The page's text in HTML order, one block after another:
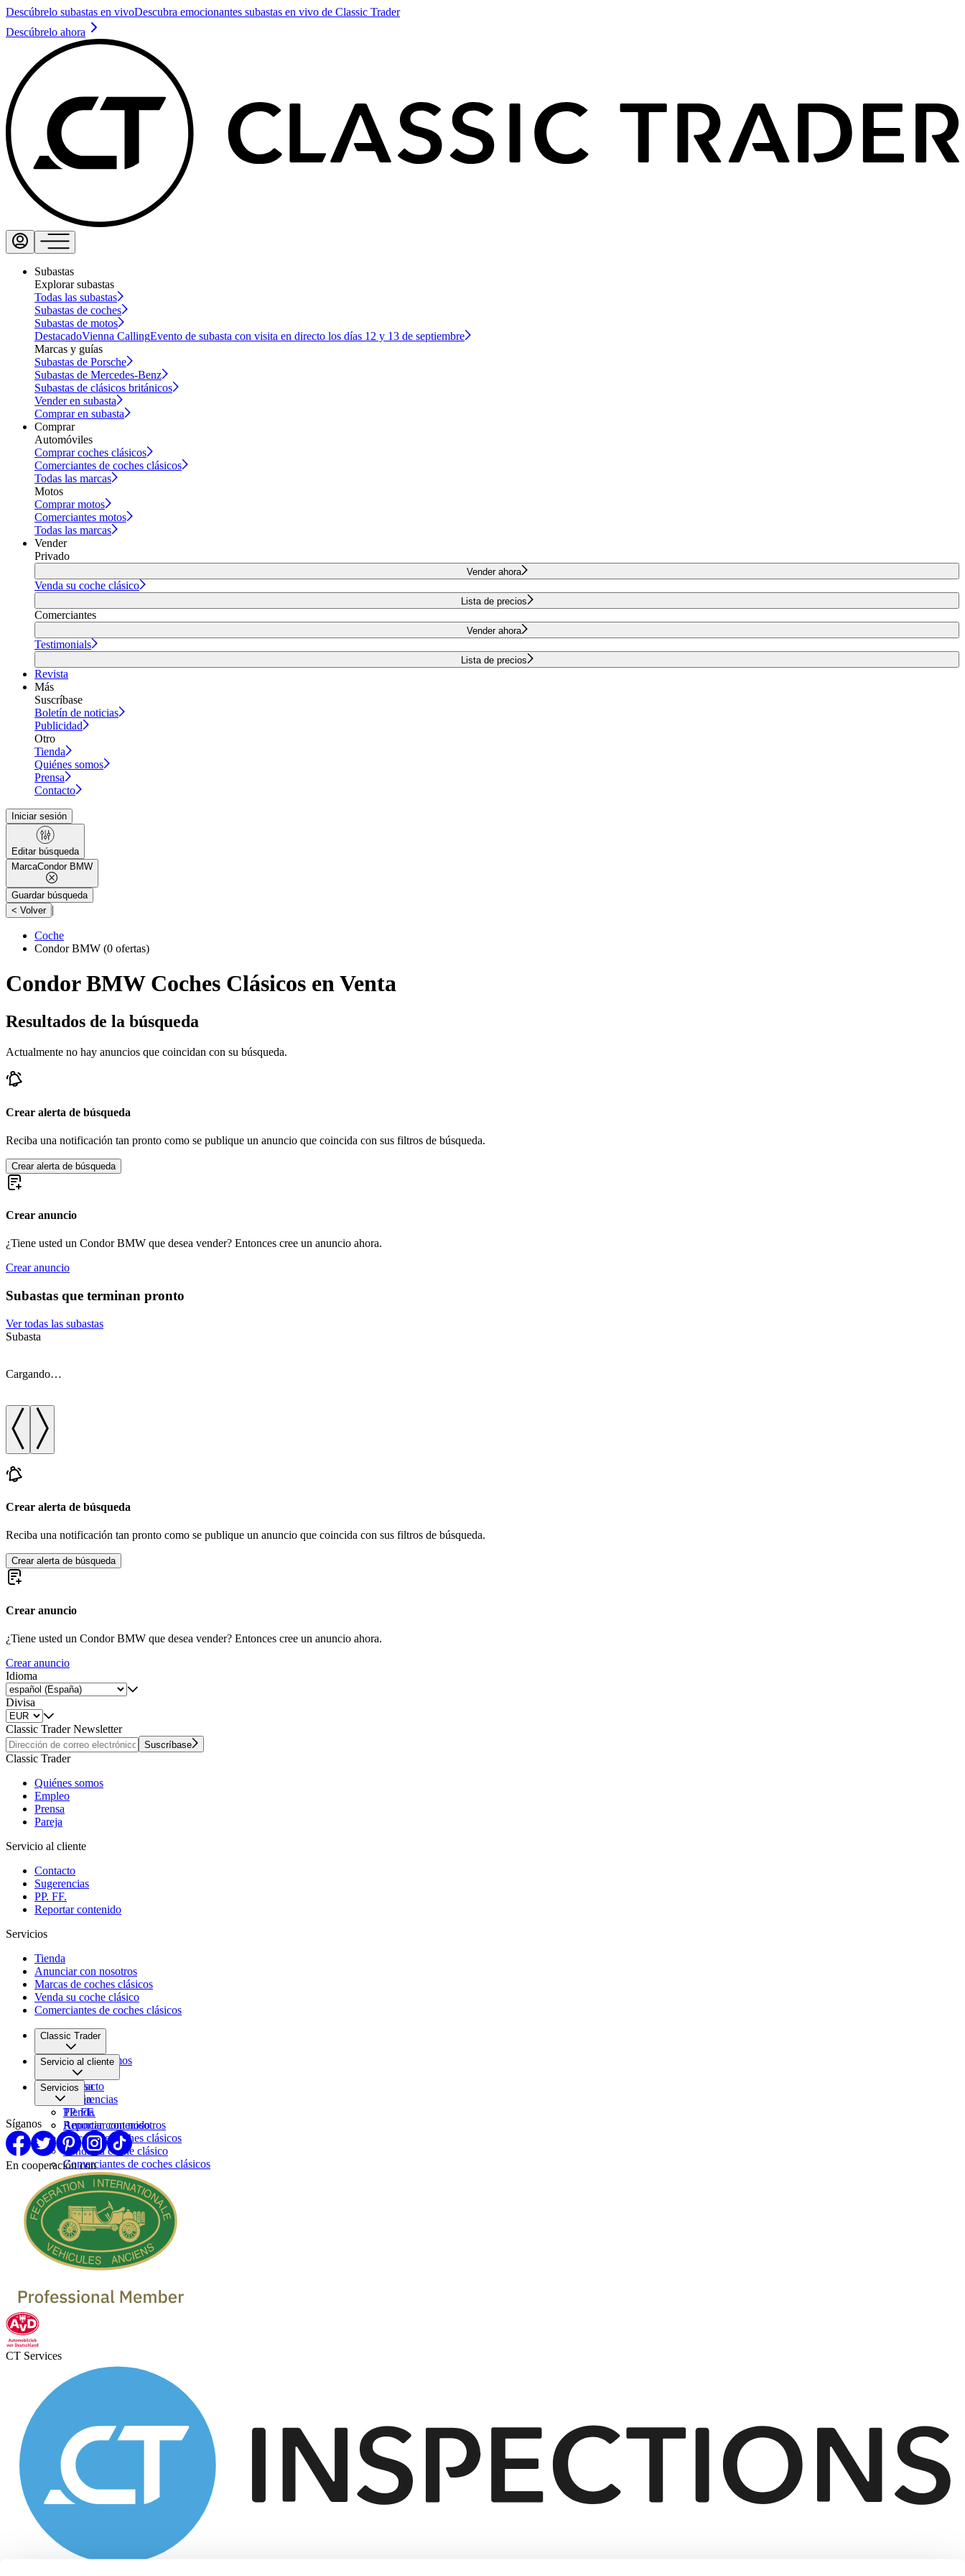
Descúbrelo subastas en vivoDescubra emocionantes subastas en vivo de Classic Trader
Descúbrelo ahora
Subastas
Explorar subastas
Todas las subastas
Subastas de coches
Subastas de motos
DestacadoVienna CallingEvento de subasta con visita en directo los días 12 y 13 de septiembre
Marcas y guías
Subastas de Porsche
Subastas de Mercedes-Benz
Subastas de clásicos británicos
Vender en subasta
Comprar en subasta
Comprar
Automóviles
Comprar coches clásicos
Comerciantes de coches clásicos
Todas las marcas
Motos
Comprar motos
Comerciantes motos
Todas las marcas
Vender
Privado
Vender ahora
Venda su coche clásico
Lista de precios
Comerciantes
Vender ahora
Testimonials
Lista de precios
Revista
Más
Suscríbase
Boletín de noticias
Publicidad
Otro
Tienda
Quiénes somos
Prensa
Contacto
Iniciar sesión
Editar búsqueda
MarcaCondor BMW
Guardar búsqueda
< Volver |
Coche
Condor BMW (0 ofertas)
Condor BMW Coches Clásicos en Venta
Resultados de la búsqueda
Actualmente no hay anuncios que coincidan con su búsqueda.
Crear alerta de búsqueda
Reciba una notificación tan pronto como se publique un anuncio que coincida con sus filtros de búsqueda.
Crear alerta de búsqueda
Crear anuncio
¿Tiene usted un Condor BMW que desea vender? Entonces cree un anuncio ahora.
Crear anuncio
Subastas que terminan pronto
Ver todas las subastas
Subasta
Cargando…
Crear alerta de búsqueda
Reciba una notificación tan pronto como se publique un anuncio que coincida con sus filtros de búsqueda.
Crear alerta de búsqueda
Crear anuncio
¿Tiene usted un Condor BMW que desea vender? Entonces cree un anuncio ahora.
Crear anuncio
Idioma
Divisa
Classic Trader Newsletter
Suscríbase
Classic Trader
Quiénes somos
Empleo
Prensa
Pareja
Servicio al cliente
Contacto
Sugerencias
PP. FF.
Reportar contenido
Servicios
Tienda
Anunciar con nosotros
Marcas de coches clásicos
Venda su coche clásico
Comerciantes de coches clásicos
Classic Trader
Quiénes somos
Empleo
Prensa
Pareja
Servicio al cliente
Contacto
Sugerencias
PP. FF.
Reportar contenido
Servicios
Tienda
Anunciar con nosotros
Marcas de coches clásicos
Venda su coche clásico
Comerciantes de coches clásicos
Síganos
En cooperación con
CT Services